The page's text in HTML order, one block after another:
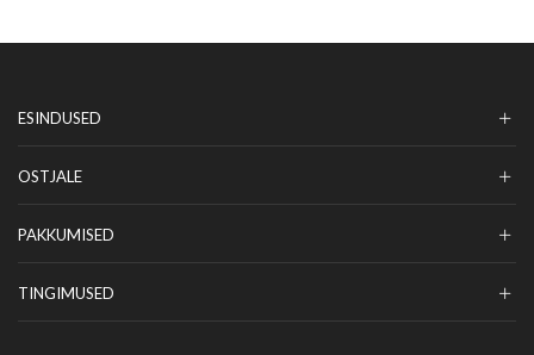
ESINDUSED
OSTJALE
PAKKUMISED
TINGIMUSED